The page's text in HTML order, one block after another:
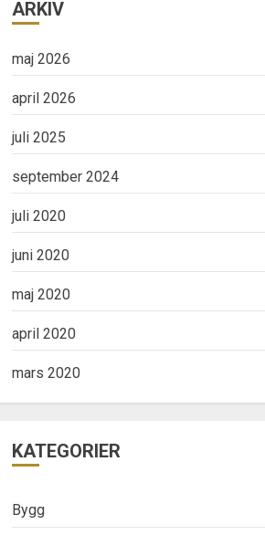
ARKIV
maj 2026
april 2026
juli 2025
september 2024
juli 2020
juni 2020
maj 2020
april 2020
mars 2020
KATEGORIER
Bygg